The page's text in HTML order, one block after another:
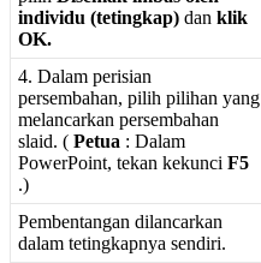
individu (tetingkap) dan klik
OK.
4. Dalam perisian
persembahan, pilih pilihan yang
melancarkan persembahan
slaid. ( Petua : Dalam
PowerPoint, tekan kekunci F5
.)
Pembentangan dilancarkan
dalam tetingkapnya sendiri.